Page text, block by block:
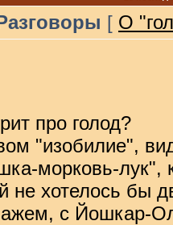
[ О
про голод?
"изобилие",
морковь-
не хотелось бы
с Йошкар-